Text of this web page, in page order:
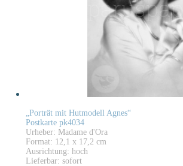
„Porträt mit Hutmodell Agnes“
Postkarte pk4034
Urheber: Madame d'Ora
Format: 12,1 x 17,2 cm
Ausrichtung: hoch
Lieferbar: sofort